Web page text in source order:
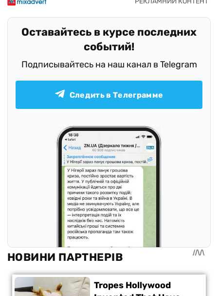
Оставайтесь в курсе последних
событий!
Подписывайтесь на наш канал в Telegram
Следить в Телеграмме